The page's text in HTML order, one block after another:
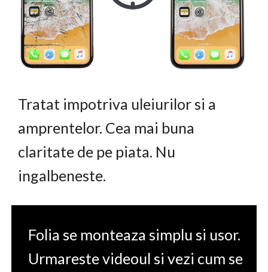
Tratat impotriva uleiurilor si a
amprentelor. Cea mai buna
claritate de pe piata. Nu
ingalbeneste.
Folia se monteaza simplu si usor.
Urmareste videoul si vezi cum se